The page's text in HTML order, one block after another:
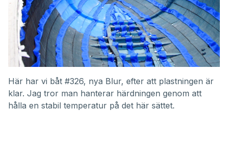
Här har vi båt #326, nya Blur, efter att plastningen är
klar. Jag tror man hanterar härdningen genom att
hålla en stabil temperatur på det här sättet.